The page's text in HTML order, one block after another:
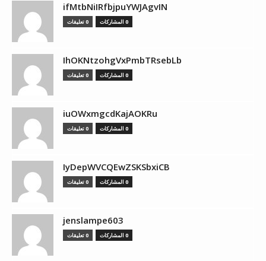
ifMtbNiIRfbjpuYWJAgvIN
0 المشاركات 0 تعليقات
IhOKNtzohgVxPmbTRsebLb
0 المشاركات 0 تعليقات
iuOWxmgcdKajAOKRu
0 المشاركات 0 تعليقات
IyDepWVCQEwZSKSbxiCB
0 المشاركات 0 تعليقات
jenslampe603
0 المشاركات 0 تعليقات